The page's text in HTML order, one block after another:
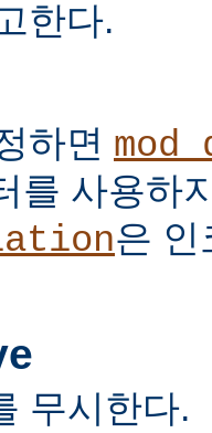
한다.
하면
를 사용하
은 인
무시한다.